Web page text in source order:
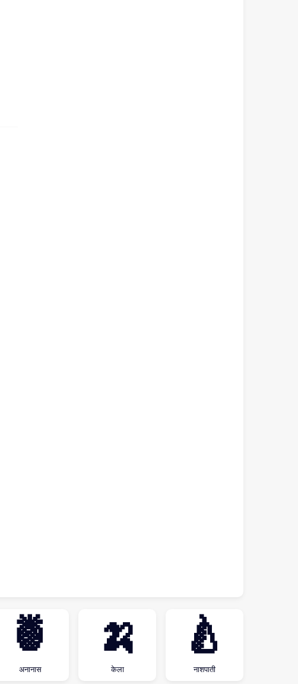
🍍
अनानास
🍌
केला
🍐
नाशपाती